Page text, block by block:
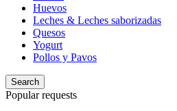
Huevos
Leches & Leches saborizadas
Quesos
Yogurt
Pollos y Pavos
Search
Popular requests